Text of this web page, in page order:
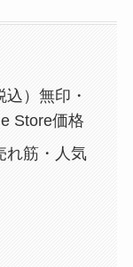
）無印・
Store価格
れ筋・人気